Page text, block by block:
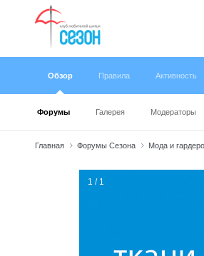
Обзор
Форумы Галерея Модераторы
Правила Активность
Главная Форумы Сезона Мода и
1 / 1